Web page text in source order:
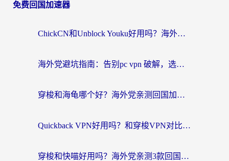
免费回国加速器
ChickCN和Unblock Youku好用吗？海外党亲测3款回国加速器，附iOS免费选择指南
海外党避坑指南：告别pc vpn 破解，选对回国加速器轻松访问国内资源
穿梭和海龟哪个好？海外党亲测回国加速器，附电脑免费VPN推荐
Quickback VPN好用吗？和穿梭VPN对比哪个回国效果更好？海外党必看的真实测评与选择指南
穿梭和快喵好用吗？海外党亲测3款回国加速器，附日本回国VPN避坑指南